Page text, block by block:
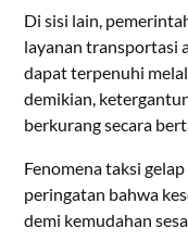
Di sisi lain,
layanan transportasi
dapat terpenuhi
demikian,
berkurang secara
Fenomena taksi
peringatan bahwa
demi kemudahan